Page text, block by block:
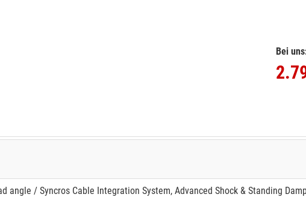
Bei
angle / Syncros Cable Integration System, Advanced Shock & Standing